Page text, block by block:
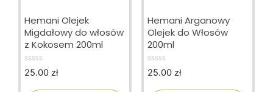
Hemani Olejek
Migdałowy do włosów
z Kokosem 200ml
0
25.00 zł
Hemani Arganowy
Olejek do Włosów
200ml
0
25.00 zł